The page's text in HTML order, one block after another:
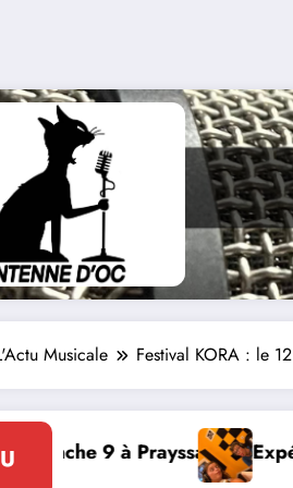
Musicale Festival KORA : le
RADIO, Thibault et Lou-Anne